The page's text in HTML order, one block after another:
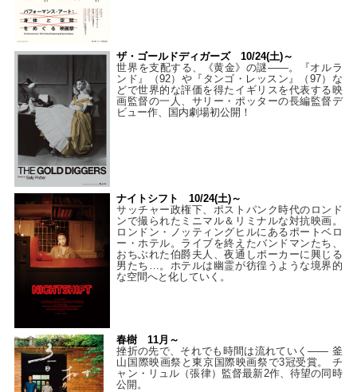
ザ・ゴールドディガーズ 10/24(土)～
世界を支配する、《黄金》の謎――。『オルラ
ンド』（92）や『タンゴ・レッスン』（97）な
どで世界的な評価を得たイギリスを代表する映
画監督の一人、サリー・ポッターの長編監督デ
ビュー作、国内劇場初公開！
ナイトシフト 10/24(土)～
サッチャー政権下、ポストパンク時代のロンド
ンで撮られたミニマル＆リミナルな対抗映画。
ロンドン・ノッティングヒルにあるポートベロ
ー・ホテル。ライブを終えたバンドマンたち、
おちぶれた伯爵夫人、夜通しポーカーに興じる
男たち…。ホテルは幽霊が彷徨うような境界的
な空間へと化していく。
春樹 11月～
挫折の先で、それでも時間は流れていく—— 釜
山国際映画祭と東京国際映画祭で3冠受賞。 チ
ャン・リュル（張律）監督最新2作、待望の同時
公開。